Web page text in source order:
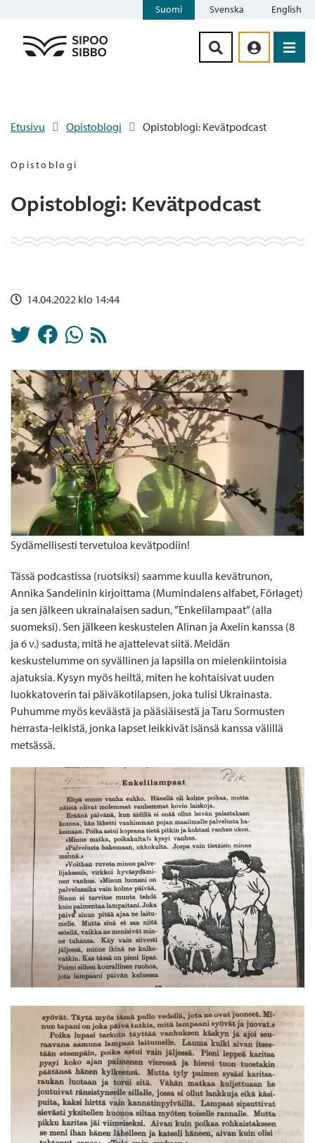
Suomi Svenska English
Etusivu Opistoblogi Opistoblogi: Kevätpodcast
Opistoblogi
Opistoblogi: Kevätpodcast
14.04.2022 klo 14:44
Sydämellisesti tervetuloa kevätpodiin!
Tässä podcastissa (ruotsiksi) saamme kuulla kevätrunon,
Annika Sandelinin kirjoittama (Mumindalens alfabet, Förlaget)
ja sen jälkeen ukrainalaisen sadun, ”Enkelilampaat” (alla
suomeksi). Sen jälkeen keskustelen Alinan ja Axelin kanssa (8
ja 6 v.) sadusta, mitä he ajattelevat siitä. Meidän
keskustelumme on syvällinen ja lapsilla on mielenkiintoisia
ajatuksia. Kysyn myös heiltä, miten he kohtaisivat uuden
luokkatoverin tai päiväkotilapsen, joka tulisi Ukrainasta.
Puhumme myös keväästä ja pääsiäisestä ja Taru Sormusten
herrasta-leikistä, jonka lapset leikkivät isänsä kanssa välillä
metsässä.